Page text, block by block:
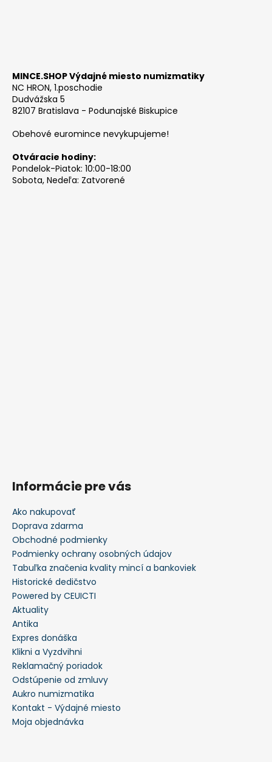
MINCE.SHOP Výdajné miesto numizmatiky
NC HRON, 1.poschodie
Dudvážska 5
82107 Bratislava - Podunajské Biskupice
Obehové euromince nevykupujeme!
Otváracie hodiny:
Pondelok-Piatok: 10:00-18:00
Sobota, Nedeľa: Zatvorené
Informácie pre vás
Ako nakupovať
Doprava zdarma
Obchodné podmienky
Podmienky ochrany osobných údajov
Tabuľka značenia kvality mincí a bankoviek
Historické dedičstvo
Powered by CEUICTI
Aktuality
Antika
Expres donáška
Klikni a Vyzdvihni
Reklamačný poriadok
Odstúpenie od zmluvy
Aukro numizmatika
Kontakt - Výdajné miesto
Moja objednávka